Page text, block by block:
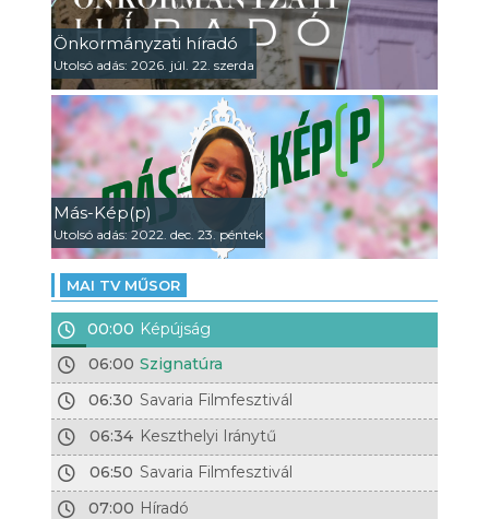
Önkormányzati híradó
Utolsó adás: 2026. júl. 22. szerda
Más-Kép(p)
Utolsó adás: 2022. dec. 23. péntek
MAI TV MŰSOR
00:00 Képújság
06:00 Szignatúra
06:30 Savaria Filmfesztivál
06:34 Keszthelyi Iránytű
06:50 Savaria Filmfesztivál
07:00 Híradó